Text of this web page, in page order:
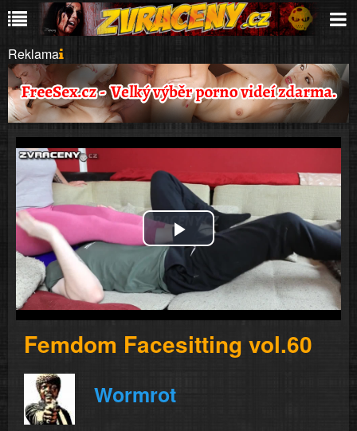
Reklama
Play
Video
Femdom Facesitting vol.60
Wormrot